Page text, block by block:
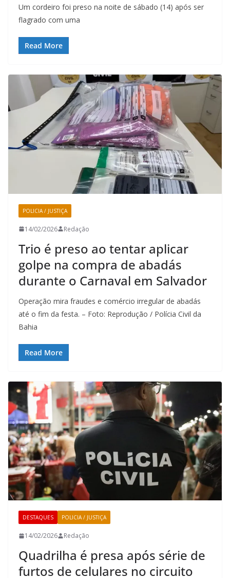
Um cordeiro foi preso na noite de sábado (14) após ser
flagrado com uma
Read More
POLICIA / JUSTIÇA
14/02/2026 Redação
Trio é preso ao tentar aplicar
golpe na compra de abadás
durante o Carnaval em Salvador
Operação mira fraudes e comércio irregular de abadás
até o fim da festa. – Foto: Reprodução / Polícia Civil da
Bahia
Read More
DESTAQUES POLICIA / JUSTIÇA
14/02/2026 Redação
Quadrilha é presa após série de
furtos de celulares no circuito